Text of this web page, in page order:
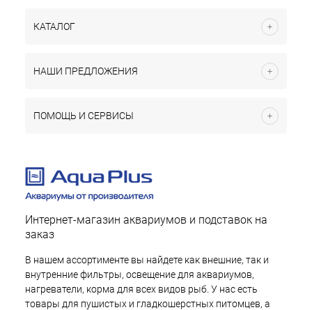
КАТАЛОГ
НАШИ ПРЕДЛОЖЕНИЯ
ПОМОЩЬ И СЕРВИСЫ
Интернет-магазин аквариумов и подставок на
заказ
В нашем ассортименте вы найдете как внешние, так и
внутренние фильтры, освещение для аквариумов,
нагреватели, корма для всех видов рыб. У нас есть
товары для пушистых и гладкошерстных питомцев, а